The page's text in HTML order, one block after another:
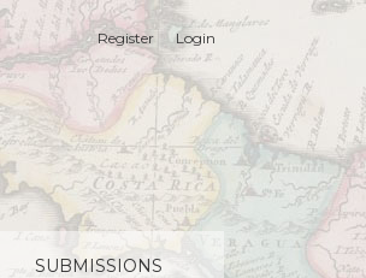
of reality"
SUBMISSIONS
Register Login